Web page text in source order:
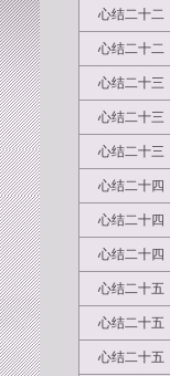
心结二十二
心结二十二
心结二十三
心结二十三
心结二十三
心结二十四
心结二十四
心结二十四
心结二十五
心结二十五
心结二十五